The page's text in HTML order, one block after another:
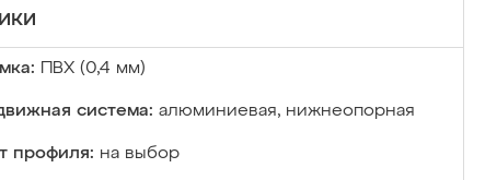
ПВХ (0,4 мм)
система: алюминиевая, нижнеопорная
профиля: на выбор